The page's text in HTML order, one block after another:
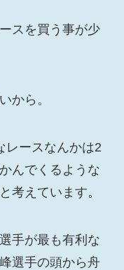
スを買う事が少
から。
レースなんかは2
んでくるような
考えています。
手が最も有利な
選手の頭から舟